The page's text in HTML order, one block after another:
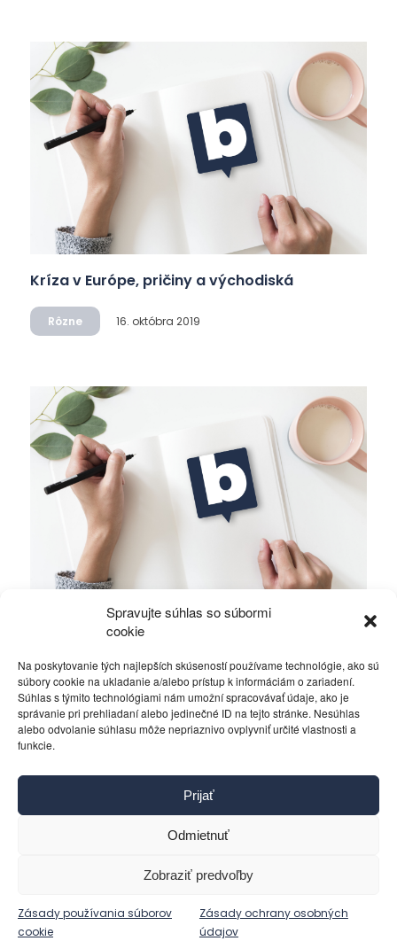
Spravujte súhlas so súbormi
cookie
Na poskytovanie tých najlepších skúseností používame technológie, ako sú
súbory cookie na ukladanie a/alebo prístup k informáciám o zariadení.
Súhlas s týmito technológiami nám umožní spracovávať údaje, ako je
správanie pri prehliadaní alebo jedinečné ID na tejto stránke. Nesúhlas
alebo odvolanie súhlasu môže nepriaznivo ovplyvniť určité vlastnosti a
funkcie.
Prijať
Odmietnuť
Zobraziť predvoľby
Zásady používania súborov
cookie
Zásady ochrany osobných
údajov
Kríza v Európe, pričiny a východiská
Rôzne 16. októbra 2019
Alawiti v Sýrii bojujú o holé prežitie
Rôzne 16. októbra 2019
Kontakt
Pravidlá používania
Ochrana osobných údajov